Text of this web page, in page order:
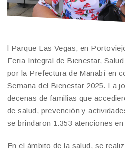
l Parque Las Vegas, en
Feria Integral de Bienestar,
por la Prefectura de Manabí en
Semana del Bienestar 2025. La
decenas de familias que
de salud, prevención y
se brindaron 1.353 atenciones
En el ámbito de la salud, se